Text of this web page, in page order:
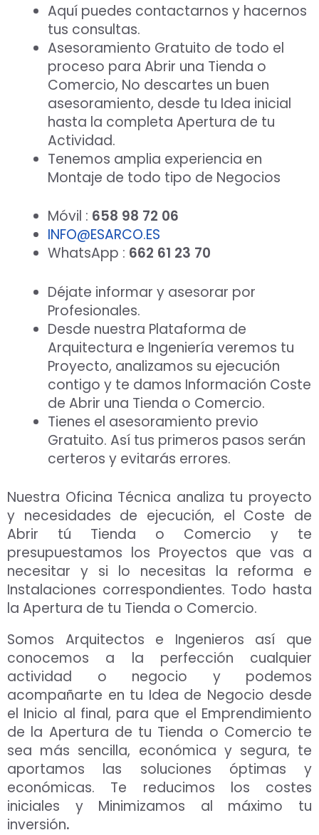
Aquí puedes contactarnos y hacernos
tus consultas.
Asesoramiento Gratuito de todo el
proceso para Abrir una Tienda o
Comercio, No descartes un buen
asesoramiento, desde tu Idea inicial
hasta la completa Apertura de tu
Actividad.
Tenemos amplia experiencia en
Montaje de todo tipo de Negocios
Móvil : 658 98 72 06
INFO@ESARCO.ES
WhatsApp : 662 61 23 70
Déjate informar y asesorar por
Profesionales.
Desde nuestra Plataforma de
Arquitectura e Ingeniería veremos tu
Proyecto, analizamos su ejecución
contigo y te damos Información Coste
de Abrir una Tienda o Comercio.
Tienes el asesoramiento previo
Gratuito. Así tus primeros pasos serán
certeros y evitarás errores.
Nuestra Oficina Técnica analiza tu proyecto
y necesidades de ejecución, el Coste de
Abrir tú Tienda o Comercio y te
presupuestamos los Proyectos que vas a
necesitar y si lo necesitas la reforma e
Instalaciones correspondientes. Todo hasta
la Apertura de tu Tienda o Comercio.
Somos Arquitectos e Ingenieros así que
conocemos a la perfección cualquier
actividad o negocio y podemos
acompañarte en tu Idea de Negocio desde
el Inicio al final, para que el Emprendimiento
de la Apertura de tu Tienda o Comercio te
sea más sencilla, económica y segura, te
aportamos las soluciones óptimas y
económicas. Te reducimos los costes
iniciales y Minimizamos al máximo tu
inversión.